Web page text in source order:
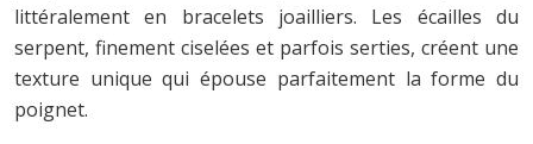
littéralement en bracelets joailliers. Les écailles du
serpent, finement ciselées et parfois serties, créent une
texture unique qui épouse parfaitement la forme du
poignet.